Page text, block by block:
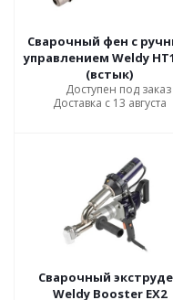
Сварочный фен с
управлением Weldy
(встык)
Доступен под заказ
Доставка с 13 августа
Сварочный
Weldy Booster EX2